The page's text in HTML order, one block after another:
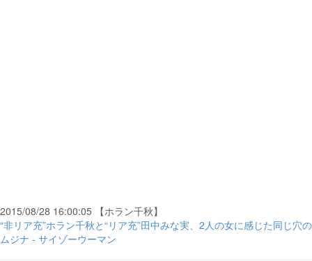
2015/08/28 16:00:05 【ホラン千秋】
“非リア充”ホラン千秋と“リア充”田中みな実、2人の女に感じた同じ穴の
ムジナ - サイゾーウーマン